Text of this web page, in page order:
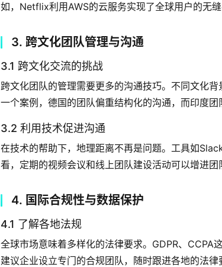
如，Netflix利用AWS的云服务实现了全球用户的无缝
3. 跨文化团队管理与沟通
3.1 跨文化交流的挑战
跨文化团队的管理需要更多的沟通技巧。不同文化
一个案例，德国的团队偏重结构化的沟通，而印度团
3.2 利用技术促进沟通
在技术的帮助下，地理距离不再是问题。工具如
看，定期的视频会议和线上团队建设活动可以增进团
4. 国际合规性与数据保护
4.1 了解各地法规
全球市场意味着多样化的法律要求。GDPR、CCPA
建议企业设立专门的合规团队，随时跟进各地的法律